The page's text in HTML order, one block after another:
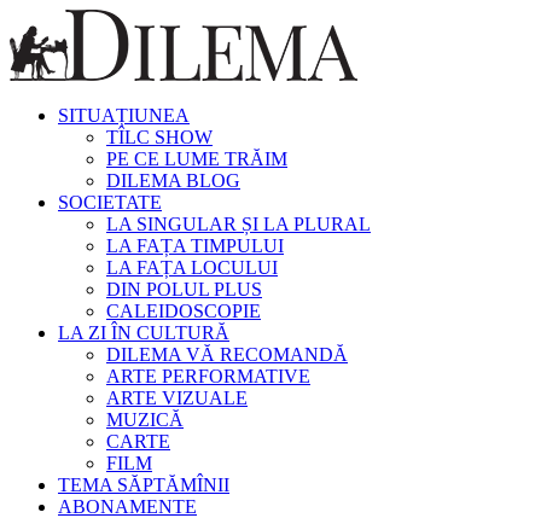
SITUAȚIUNEA
TÎLC SHOW
PE CE LUME TRĂIM
DILEMA BLOG
SOCIETATE
LA SINGULAR ȘI LA PLURAL
LA FAȚA TIMPULUI
LA FAȚA LOCULUI
DIN POLUL PLUS
CALEIDOSCOPIE
LA ZI ÎN CULTURĂ
DILEMA VĂ RECOMANDĂ
ARTE PERFORMATIVE
ARTE VIZUALE
MUZICĂ
CARTE
FILM
TEMA SĂPTĂMÎNII
ABONAMENTE